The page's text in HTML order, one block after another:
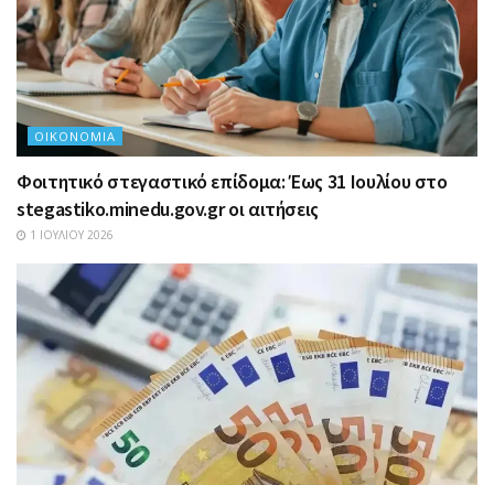
ΟΙΚΟΝΟΜΊΑ
Φοιτητικό στεγαστικό επίδομα: Έως 31 Ιουλίου στο
stegastiko.minedu.gov.gr οι αιτήσεις
1 ΙΟΥΛΊΟΥ 2026